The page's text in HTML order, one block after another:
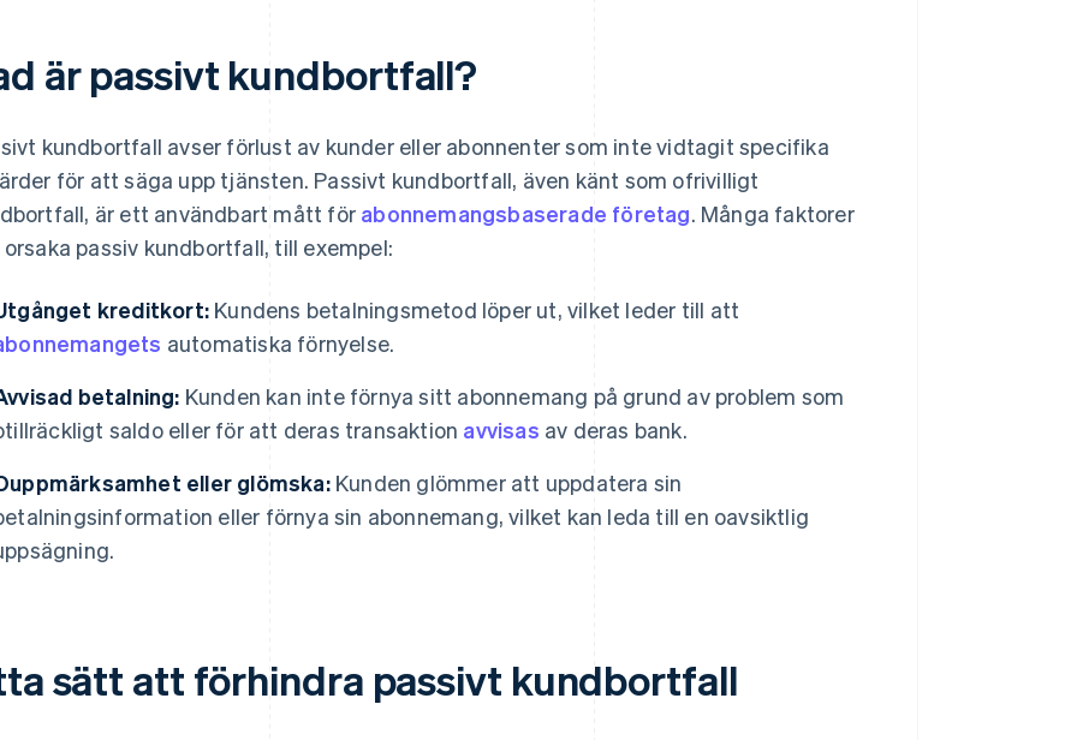
är passivt kundbortfall?
kundbortfall avser förlust av kunder eller abonnenter som inte vidtagit specifika
för att säga upp tjänsten. Passivt kundbortfall, även känt som ofrivilligt
är ett användbart mått för abonnemangsbaserade företag. Många faktorer
orsaka passiv kundbortfall, till exempel:
kreditkort: Kundens betalningsmetod löper ut, vilket leder till att
automatiska förnyelse.
betalning: Kunden kan inte förnya sitt abonnemang på grund av problem som
saldo eller för att deras transaktion avvisas av deras bank.
eller glömska:Kunden glömmer att uppdatera sin
eller förnya sin abonnemang, vilket kan leda till en oavsiktlig
sätt att förhindra passivt kundbortfall